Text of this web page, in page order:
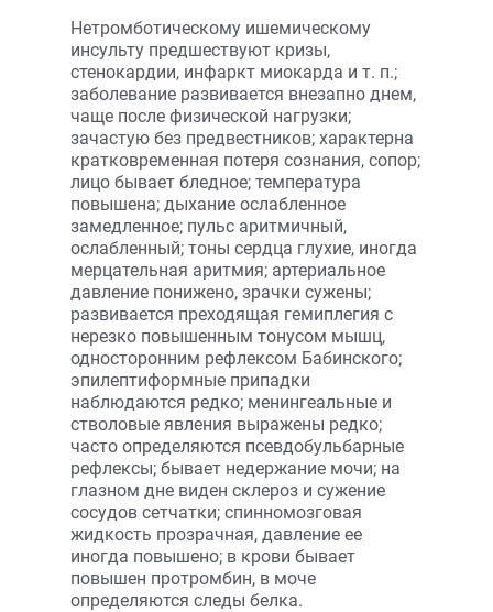
Нетромботическому ишемическому
инсульту предшествуют кризы,
стенокардии, инфаркт миокарда и т. п.;
заболевание развивается внезапно днем,
чаще после физической нагрузки;
зачастую без предвестников; характерна
кратковременная потеря сознания, сопор;
лицо бывает бледное; температура
повышена; дыхание ослабленное
замедленное; пульс аритмичный,
ослабленный; тоны сердца глухие, иногда
мерцательная аритмия; артериальное
давление понижено, зрачки сужены;
развивается преходящая гемиплегия с
нерезко повышенным тонусом мышц,
односторонним рефлексом Бабинского;
эпилептиформные припадки
наблюдаются редко; менингеальные и
стволовые явления выражены редко;
часто определяются псевдобульбарные
рефлексы; бывает недержание мочи; на
глазном дне виден склероз и сужение
сосудов сетчатки; спинномозговая
жидкость прозрачная, давление ее
иногда повышено; в крови бывает
повышен протромбин, в моче
определяются следы белка.